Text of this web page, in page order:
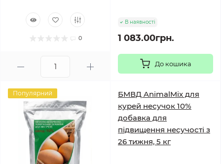
0
В наявності
1 083.00грн.
До кошика
Популярний
БМВД AnimalMix для
курей несучок 10%
добавка для
підвищення несучості з
26 тижня, 5 кг